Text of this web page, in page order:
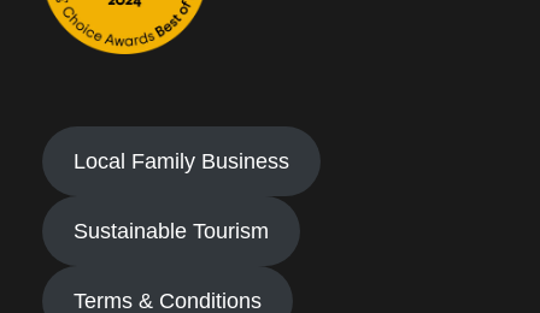
Local Family Business
Sustainable Tourism
Terms & Conditions